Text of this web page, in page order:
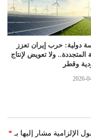
دولية: حرب إيران تعزز
المتجددة.. ولا تعويض لإنتاج
وقطر
2026-
الإلزامية مشار إليها بـ *